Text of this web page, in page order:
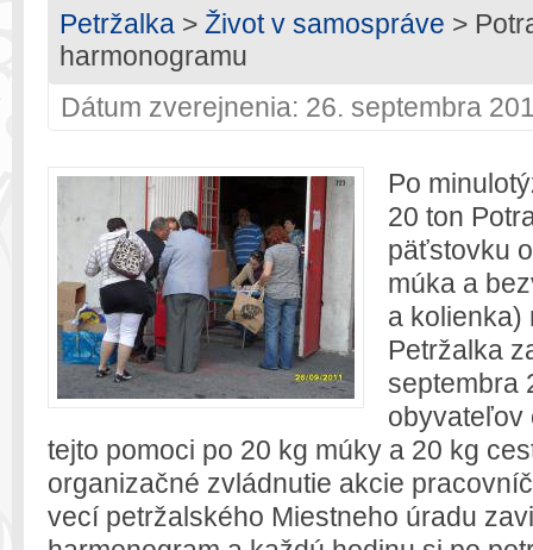
Petržalka > Život v samospráve >
harmonogramu
Dátum zverejnenia: 26. septembra
Po
20 ton
päťstovku
múka a
a kolienka)
Petržalka
septembra
obyvateľov
tejto pomoci po 20 kg múky a 20 kg
organizačné zvládnutie akcie
vecí petržalského Miestneho úradu